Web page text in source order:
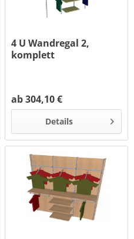
4 U Wandregal 2,
komplett
ab 304,10 €
Details